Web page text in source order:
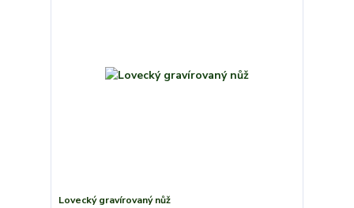
Lovecký gravírovaný nůž